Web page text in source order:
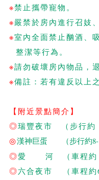
※禁止攜帶寵物。
※嚴禁於房內進行召妓
※室內全面禁止酗酒、
整潔等行為。
※請勿破壞房內物品，
※備註：若有違反以上
【附近景點簡介】
◎瑞豐夜市 （步行約
◎漢神巨蛋
（步行約
◎愛 河 （車程約
◎六合夜市 （車程約